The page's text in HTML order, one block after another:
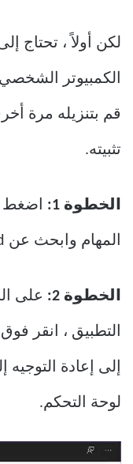
لكن أولاً ، تحتاج
قم بتنزيله مرة
تثبيته.
الخطوة 1: اضغط
المهام وابحث عن Discord.
الخطوة 2: على
التطبيق ، انقر
إلى إعادة
لوحة التحكم.